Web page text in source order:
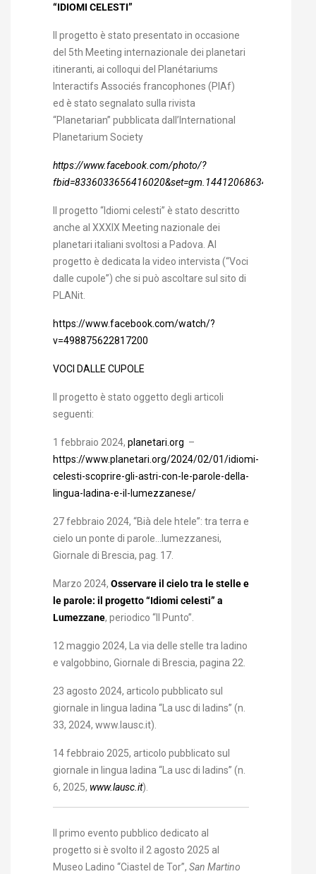
“IDIOMI CELESTI”
Il progetto è stato presentato in occasione
del 5th Meeting internazionale dei planetari
itineranti, ai colloqui del Planétariums
Interactifs Associés francophones (PIAf)
ed è stato segnalato sulla rivista
“Planetarian” pubblicata dall’International
Planetarium Society
https://www.facebook.com/photo/?
Il progetto “Idiomi celesti” è stato descritto
anche al XXXIX Meeting nazionale dei
planetari italiani svoltosi a Padova. Al
progetto è dedicata la video intervista (“Voci
dalle cupole”) che si può ascoltare sul sito di
PLANit.
https://www.facebook.com/watch/?
v=498875622817200
VOCI DALLE CUPOLE
Il progetto è stato oggetto degli articoli
seguenti:
1 febbraio 2024, planetari.org –
https://www.planetari.org/2024/02/01/idiomi-
celesti-scoprire-gli-astri-con-le-parole-della-
lingua-ladina-e-il-lumezzanese/
27 febbraio 2024, “Bià dele htele”: tra terra e
cielo un ponte di parole…lumezzanesi,
Giornale di Brescia, pag. 17.
Marzo 2024, Osservare il cielo tra le stelle e
le parole: il progetto “Idiomi celesti” a
Lumezzane, periodico “Il Punto”.
12 maggio 2024, La via delle stelle tra ladino
e valgobbino, Giornale di Brescia, pagina 22.
23 agosto 2024, articolo pubblicato sul
giornale in lingua ladina “La usc di ladins” (n.
33, 2024, www.lausc.it).
14 febbraio 2025, articolo pubblicato sul
giornale in lingua ladina “La usc di ladins” (n.
6, 2025, www.lausc.it).
Il primo evento pubblico dedicato al
progetto si è svolto il 2 agosto 2025 al
Museo Ladino “Ciastel de Tor”, San Martino